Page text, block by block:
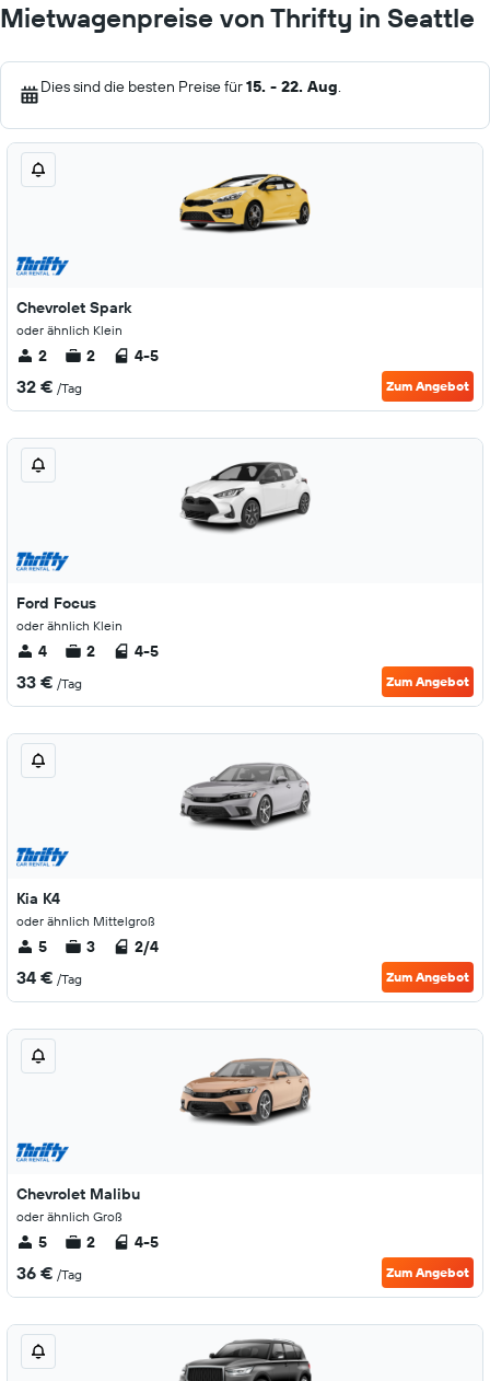
Mietwagenpreise von Thrifty in Seattle
Dies sind die besten Preise für15. - 22. Aug.
Chevrolet Spark
oder ähnlich Klein
2 2 4-5
32 € /Tag Zum Angebot
Ford Focus
oder ähnlich Klein
4 2 4-5
33 € /Tag Zum Angebot
Kia K4
oder ähnlich Mittelgroß
5 3 2/4
34 € /Tag Zum Angebot
Chevrolet Malibu
oder ähnlich Groß
5 2 4-5
36 € /Tag Zum Angebot